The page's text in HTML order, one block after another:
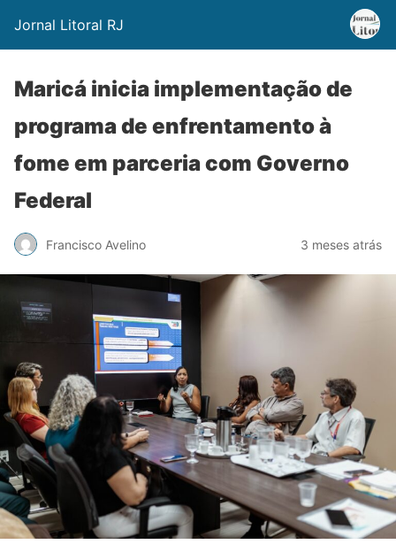
Jornal Litoral RJ
Maricá inicia implementação de
programa de enfrentamento à
fome em parceria com Governo
Federal
Francisco Avelino 3 meses atrás